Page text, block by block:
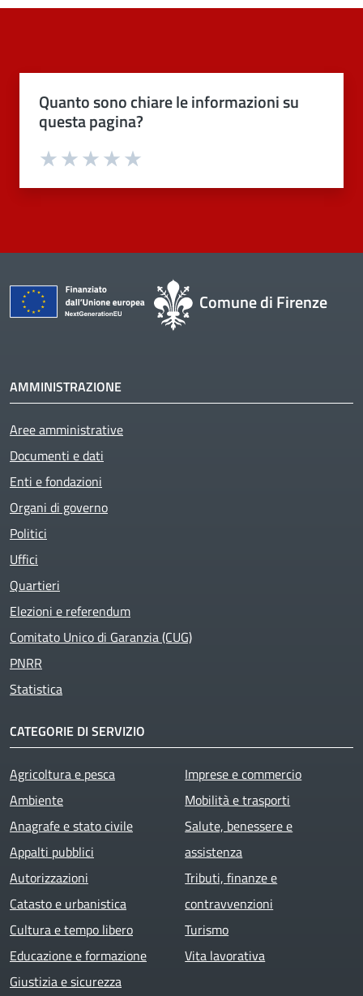
Quanto sono chiare le informazioni su
questa pagina?
Valuta 4 stelle su 5
Valuta 3 stelle su 5
Valuta 2 stelle su 5
Valuta 1 stelle su 5
Comune di Firenze
AMMINISTRAZIONE
Aree amministrative
Documenti e dati
Enti e fondazioni
Organi di governo
Politici
Uffici
Quartieri
Elezioni e referendum
Comitato Unico di Garanzia (CUG)
PNRR
Statistica
CATEGORIE DI SERVIZIO
Agricoltura e pesca
Ambiente
Anagrafe e stato civile
Appalti pubblici
Autorizzazioni
Catasto e urbanistica
Cultura e tempo libero
Educazione e formazione
Giustizia e sicurezza
Imprese e commercio
Mobilità e trasporti
Salute, benessere e
assistenza
Tributi, finanze e
contravvenzioni
Turismo
Vita lavorativa